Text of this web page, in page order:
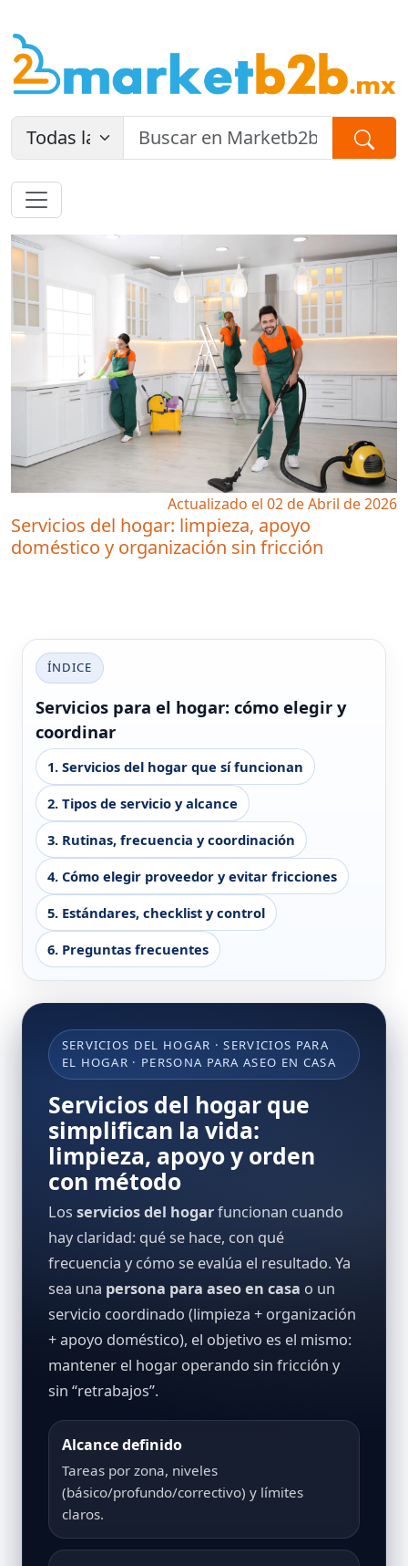
Actualizado el 02 de Abril de 2026
Servicios del hogar: limpieza, apoyo
doméstico y organización sin fricción
ÍNDICE
Servicios para el hogar: cómo elegir y
coordinar
1. Servicios del hogar que sí funcionan
2. Tipos de servicio y alcance
3. Rutinas, frecuencia y coordinación
4. Cómo elegir proveedor y evitar fricciones
5. Estándares, checklist y control
6. Preguntas frecuentes
SERVICIOS DEL HOGAR · SERVICIOS PARA
EL HOGAR · PERSONA PARA ASEO EN CASA
Servicios del hogar que
simplifican la vida:
limpieza, apoyo y orden
con método
Los servicios del hogarfuncionan cuando
hay claridad: qué se hace, con qué
frecuencia y cómo se evalúa el resultado. Ya
sea una persona para aseo en casa o un
servicio coordinado (limpieza + organización
+ apoyo doméstico), el objetivo es el mismo:
mantener el hogar operando sin fricción y
sin “retrabajos”.
Alcance definido
Tareas por zona, niveles
(básico/profundo/correctivo) y límites
claros.